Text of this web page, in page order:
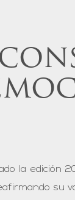
la edición
su